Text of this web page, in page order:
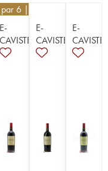
par 6 | -10%
E-
CAVISTE
E-
CAVISTE
E-
CAVISTE